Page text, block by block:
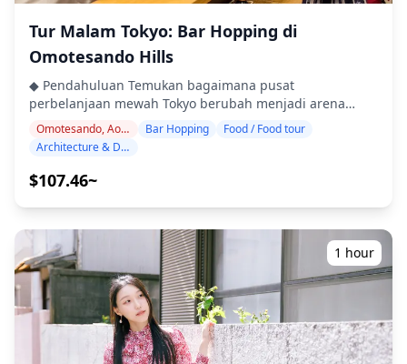
039509e7f320.jpg) ![]
(https://assets.hldycdn.com/33a5d675-58ef-492d-93f6-
d21df091db24.jpg) ![]
(https://assets.hldycdn.com/885c916a-f0d8-4cf9-834b-
f43947820339.jpg)
hingga koktail yang terinspirasi upacara minum teh,
rasakan inovasi dan kesenian kehidupan malam distrik
mode Tokyo. ・Yona Yona Beer Works Aoyama (1 jam)
Mulai dengan bir kerajinan dan makanan pub Jepang
modern di lokasi bawah tanah yang bergaya ・WALL
Aoyama (45 menit) Rasakan koktail kreatif di taman
rahasia dengan infus buah musiman ・Sakurai Japanese
seperti Hojicha Highball dan Sencha-gin martini ・
dan yakitori dalam suasana kontra-budaya Harajuku
◆Info Tambahan ・Usia minimum adalah 20 tahun (usia
minum legal di Jepang) ・Kode berpakaian kasual
hingga smart kasual (mode yang trendi dipersilakan) ・
Tur melibatkan berjalan di sepanjang Omotesando
Avenue (total 1,7 km) ・Kesempatan berfoto di landmark
mode terkenal ・Ukuran grup maksimum 8 wisatawan ・
Menu bahasa Inggris tersedia di semua tempat ・Tur
beroperasi saat hujan atau cerah ![]
Tur Malam Tokyo: Bar Hopping di
Omotesando Hills
◆ Pendahuluan Temukan bagaimana pusat
perbelanjaan mewah Tokyo berubah menjadi arena
bermain bagi pecinta bir, penjelajah sake, dan
penggemar wiski. Dengan pemandu berbahasa Inggris
taproom food-truck, menuangkan sendiri 100+ sake
wiski Jepang langka di tempat tersembunyi bawah tanah
—semuanya dalam jarak satu kilometer dari
Omotesando Hills ikonis karya Tadao Ando. Tempat yang
terlindungi membuat Anda nyaman sepanjang tahun; di
malam yang cerah, kami menambahkan perhentian
terbuka untuk menikmati suasana Tokyo setelah gelap.
◆ Highlights ・Empat tempat pilihan: gudang bir
kerajinan, konter tap luar ruangan (atau cadangan
dalam ruangan), bar sake swalayan, lounge wiski ・
Omotesando, Aoyama, Harajuku Bar Hopping
Food / Food tour
Architecture & Design
$107.46~
1 hour